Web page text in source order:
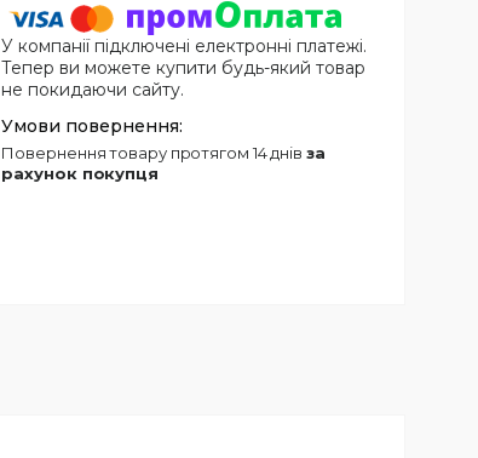
У компанії підключені електронні платежі.
Тепер ви можете купити будь-який товар
не покидаючи сайту.
повернення товару протягом 14 днів за
рахунок покупця